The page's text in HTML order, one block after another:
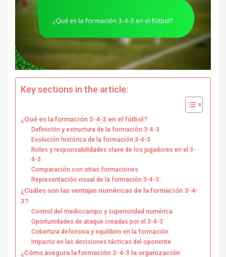
Key sections in the article:
¿Qué es la formación 3-4-3 en el fútbol?
Definición y estructura de la formación 3-4-3
Evolución histórica de la formación 3-4-3
Roles y responsabilidades clave de los jugadores en el 3-
4-3
Comparación con otras formaciones
Representación visual de la formación 3-4-3
¿Cuáles son las ventajas numéricas de la formación 3-4-
3?
Control del mediocampo y superioridad numérica
Oportunidades de ataque creadas por el 3-4-3
Cobertura defensiva y equilibrio en la formación
Impacto en las decisiones tácticas del oponente
¿Cómo asegura la formación 3-4-3 la organización